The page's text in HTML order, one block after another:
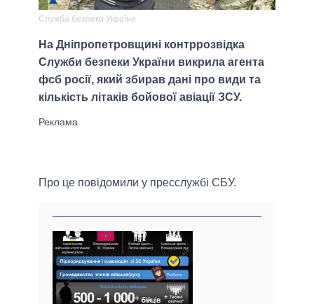
Служба безпеки України
На Дніпропетровщині контррозвідка
Служби безпеки України викрила агента
фсб росії, який збирав дані про види та
кількість літаків бойової авіації ЗСУ.
Про це повідомили у пресслужбі СБУ.